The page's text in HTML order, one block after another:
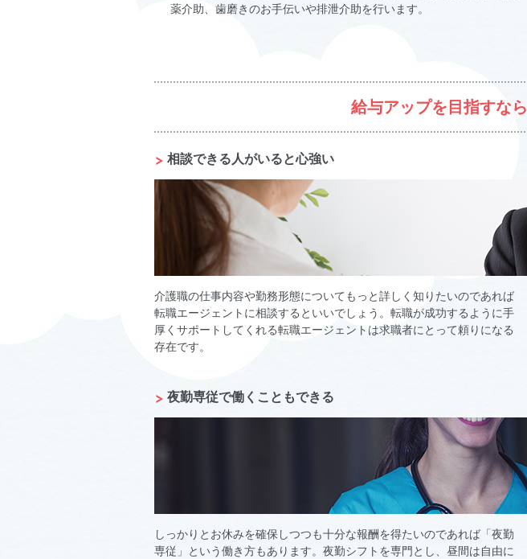
薬介助、歯磨きのお手伝いや排泄介助を行います。
給与アップを目指すなら
相談できる人がいると心強い
介護職の仕事内容や勤務形態についてもっと詳しく知りたいのであれば
転職エージェントに相談するといいでしょう。転職が成功するように手
厚くサポートしてくれる転職エージェントは求職者にとって頼りになる
存在です。
夜勤専従で働くこともできる
しっかりとお休みを確保しつつも十分な報酬を得たいのであれば「夜勤
専従」という働き方もあります。夜勤シフトを専門とし、昼間は自由に